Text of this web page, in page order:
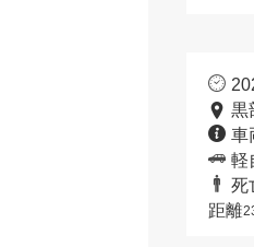
黒
車
軽
死
距離